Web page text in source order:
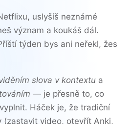
uslyšíš neznámé
význam a koukáš dál.
týden bys ani neřekl, žes
slova v kontextu a
— je přesně to, co
Háček je, že tradiční
(zastavit video, otevřít Anki,